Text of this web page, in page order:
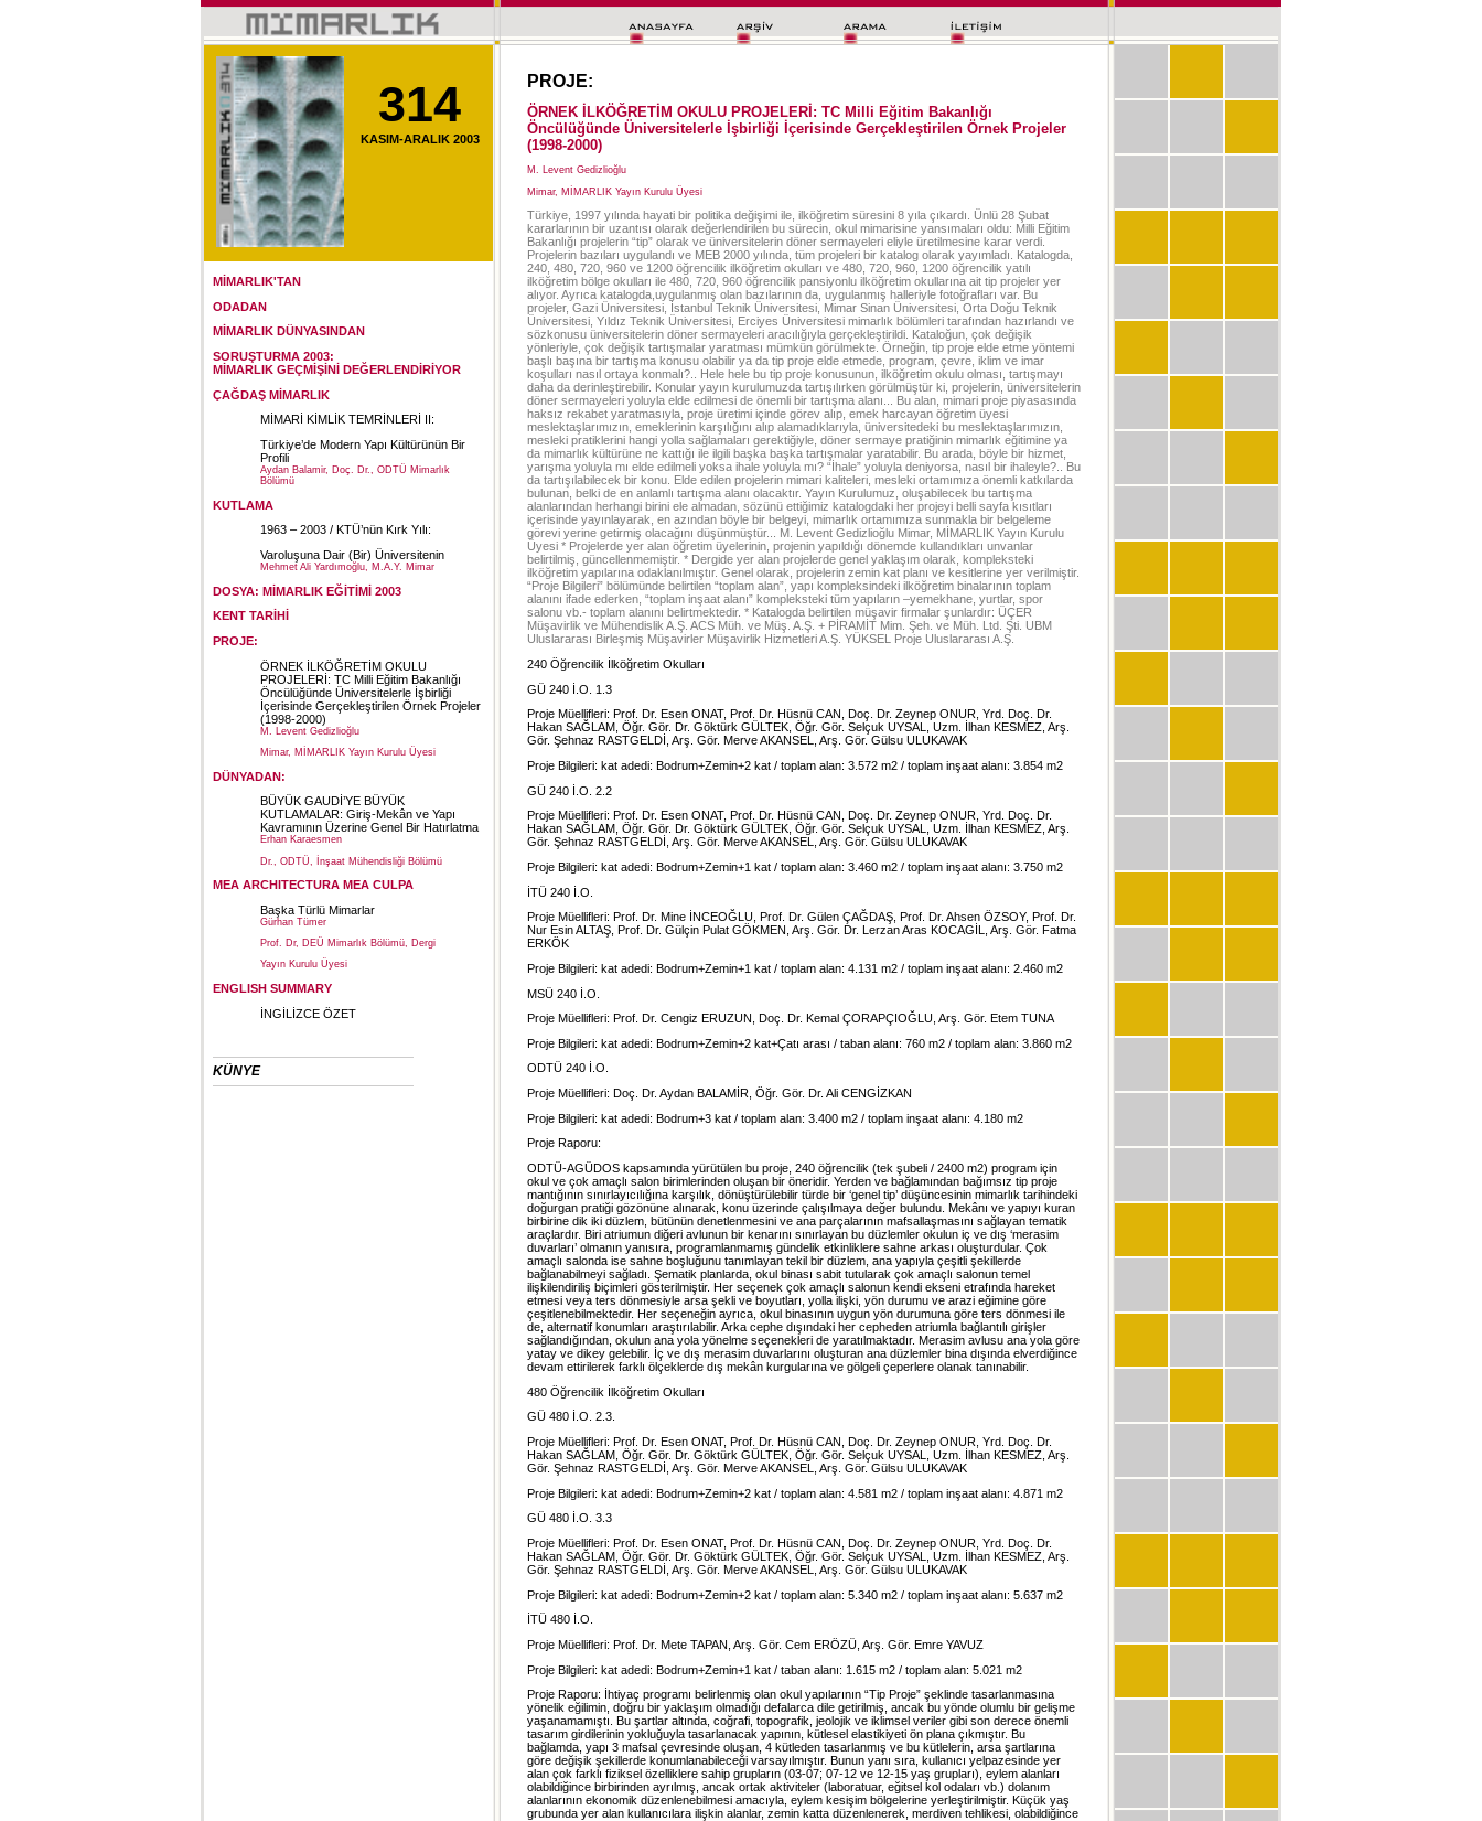
314
KASIM-ARALIK 2003
MİMARLIK'TAN
ODADAN
MİMARLIK DÜNYASINDAN
SORUŞTURMA 2003:
MİMARLIK GEÇMİŞİNİ DEĞERLENDİRİYOR
ÇAĞDAŞ MİMARLIK
MİMARİ KİMLİK TEMRİNLERİ II:
Türkiye’de Modern Yapı Kültürünün Bir
Profili
Aydan Balamir, Doç. Dr., ODTÜ Mimarlık
Bölümü
KUTLAMA
1963 – 2003 / KTÜ’nün Kırk Yılı:
Varoluşuna Dair (Bir) Üniversitenin
Mehmet Ali Yardımoğlu, M.A.Y. Mimar
DOSYA: MİMARLIK EĞİTİMİ 2003
KENT TARİHİ
PROJE:
ÖRNEK İLKÖĞRETİM OKULU
PROJELERİ: TC Milli Eğitim Bakanlığı
Öncülüğünde Üniversitelerle İşbirliği
İçerisinde Gerçekleştirilen Örnek Projeler
(1998-2000)
M. Levent Gedizlioğlu
Mimar, MİMARLIK Yayın Kurulu Üyesi
DÜNYADAN:
BÜYÜK GAUDİ’YE BÜYÜK
KUTLAMALAR: Giriş-Mekân ve Yapı
Kavramının Üzerine Genel Bir Hatırlatma
Erhan Karaesmen
Dr., ODTÜ, İnşaat Mühendisliği Bölümü
MEA ARCHITECTURA MEA CULPA
Başka Türlü Mimarlar
Gürhan Tümer
Prof. Dr, DEÜ Mimarlık Bölümü, Dergi
Yayın Kurulu Üyesi
ENGLISH SUMMARY
İNGİLİZCE ÖZET
KÜNYE
PROJE:
ÖRNEK İLKÖĞRETİM OKULU PROJELERİ: TC Milli Eğitim Bakanlığı
Öncülüğünde Üniversitelerle İşbirliği İçerisinde Gerçekleştirilen Örnek Projeler
(1998-2000)
M. Levent Gedizlioğlu
Mimar, MİMARLIK Yayın Kurulu Üyesi
Türkiye, 1997 yılında hayati bir politika değişimi ile, ilköğretim süresini 8 yıla çıkardı. Ünlü 28 Şubat
kararlarının bir uzantısı olarak değerlendirilen bu sürecin, okul mimarisine yansımaları oldu: Milli Eğitim
Bakanlığı projelerin “tip” olarak ve üniversitelerin döner sermayeleri eliyle üretilmesine karar verdi.
Projelerin bazıları uygulandı ve MEB 2000 yılında, tüm projeleri bir katalog olarak yayımladı. Katalogda,
240, 480, 720, 960 ve 1200 öğrencilik ilköğretim okulları ve 480, 720, 960, 1200 öğrencilik yatılı
ilköğretim bölge okulları ile 480, 720, 960 öğrencilik pansiyonlu ilköğretim okullarına ait tip projeler yer
alıyor. Ayrıca katalogda,uygulanmış olan bazılarının da, uygulanmış halleriyle fotoğrafları var. Bu
projeler, Gazi Üniversitesi, İstanbul Teknik Üniversitesi, Mimar Sinan Üniversitesi, Orta Doğu Teknik
Üniversitesi, Yıldız Teknik Üniversitesi, Erciyes Üniversitesi mimarlık bölümleri tarafından hazırlandı ve
sözkonusu üniversitelerin döner sermayeleri aracılığıyla gerçekleştirildi. Kataloğun, çok değişik
yönleriyle, çok değişik tartışmalar yaratması mümkün görülmekte. Örneğin, tip proje elde etme yöntemi
başlı başına bir tartışma konusu olabilir ya da tip proje elde etmede, program, çevre, iklim ve imar
koşulları nasıl ortaya konmalı?.. Hele hele bu tip proje konusunun, ilköğretim okulu olması, tartışmayı
daha da derinleştirebilir. Konular yayın kurulumuzda tartışılırken görülmüştür ki, projelerin, üniversitelerin
döner sermayeleri yoluyla elde edilmesi de önemli bir tartışma alanı... Bu alan, mimari proje piyasasında
haksız rekabet yaratmasıyla, proje üretimi içinde görev alıp, emek harcayan öğretim üyesi
meslektaşlarımızın, emeklerinin karşılığını alıp alamadıklarıyla, üniversitedeki bu meslektaşlarımızın,
mesleki pratiklerini hangi yolla sağlamaları gerektiğiyle, döner sermaye pratiğinin mimarlık eğitimine ya
da mimarlık kültürüne ne kattığı ile ilgili başka başka tartışmalar yaratabilir. Bu arada, böyle bir hizmet,
yarışma yoluyla mı elde edilmeli yoksa ihale yoluyla mı? “İhale” yoluyla deniyorsa, nasıl bir ihaleyle?.. Bu
da tartışılabilecek bir konu. Elde edilen projelerin mimari kaliteleri, mesleki ortamımıza önemli katkılarda
bulunan, belki de en anlamlı tartışma alanı olacaktır. Yayın Kurulumuz, oluşabilecek bu tartışma
alanlarından herhangi birini ele almadan, sözünü ettiğimiz katalogdaki her projeyi belli sayfa kısıtları
içerisinde yayınlayarak, en azından böyle bir belgeyi, mimarlık ortamımıza sunmakla bir belgeleme
görevi yerine getirmiş olacağını düşünmüştür... M. Levent Gedizlioğlu Mimar, MİMARLIK Yayın Kurulu
Üyesi * Projelerde yer alan öğretim üyelerinin, projenin yapıldığı dönemde kullandıkları unvanlar
belirtilmiş, güncellenmemiştir. * Dergide yer alan projelerde genel yaklaşım olarak, kompleksteki
ilköğretim yapılarına odaklanılmıştır. Genel olarak, projelerin zemin kat planı ve kesitlerine yer verilmiştir.
“Proje Bilgileri” bölümünde belirtilen “toplam alan”, yapı kompleksindeki ilköğretim binalarının toplam
alanını ifade ederken, “toplam inşaat alanı” kompleksteki tüm yapıların –yemekhane, yurtlar, spor
salonu vb.- toplam alanını belirtmektedir. * Katalogda belirtilen müşavir firmalar şunlardır: ÜÇER
Müşavirlik ve Mühendislik A.Ş. ACS Müh. ve Müş. A.Ş. + PİRAMİT Mim. Şeh. ve Müh. Ltd. Şti. UBM
Uluslararası Birleşmiş Müşavirler Müşavirlik Hizmetleri A.Ş. YÜKSEL Proje Uluslararası A.Ş.
240 Öğrencilik İlköğretim Okulları
GÜ 240 İ.O. 1.3
Proje Müellifleri: Prof. Dr. Esen ONAT, Prof. Dr. Hüsnü CAN, Doç. Dr. Zeynep ONUR, Yrd. Doç. Dr.
Hakan SAĞLAM, Öğr. Gör. Dr. Göktürk GÜLTEK, Öğr. Gör. Selçuk UYSAL, Uzm. İlhan KESMEZ, Arş.
Gör. Şehnaz RASTGELDİ, Arş. Gör. Merve AKANSEL, Arş. Gör. Gülsu ULUKAVAK
Proje Bilgileri: kat adedi: Bodrum+Zemin+2 kat / toplam alan: 3.572 m2 / toplam inşaat alanı: 3.854 m2
GÜ 240 İ.O. 2.2
Proje Müellifleri: Prof. Dr. Esen ONAT, Prof. Dr. Hüsnü CAN, Doç. Dr. Zeynep ONUR, Yrd. Doç. Dr.
Hakan SAĞLAM, Öğr. Gör. Dr. Göktürk GÜLTEK, Öğr. Gör. Selçuk UYSAL, Uzm. İlhan KESMEZ, Arş.
Gör. Şehnaz RASTGELDİ, Arş. Gör. Merve AKANSEL, Arş. Gör. Gülsu ULUKAVAK
Proje Bilgileri: kat adedi: Bodrum+Zemin+1 kat / toplam alan: 3.460 m2 / toplam inşaat alanı: 3.750 m2
İTÜ 240 İ.O.
Proje Müellifleri: Prof. Dr. Mine İNCEOĞLU, Prof. Dr. Gülen ÇAĞDAŞ, Prof. Dr. Ahsen ÖZSOY, Prof. Dr.
Nur Esin ALTAŞ, Prof. Dr. Gülçin Pulat GÖKMEN, Arş. Gör. Dr. Lerzan Aras KOCAGİL, Arş. Gör. Fatma
ERKÖK
Proje Bilgileri: kat adedi: Bodrum+Zemin+1 kat / toplam alan: 4.131 m2 / toplam inşaat alanı: 2.460 m2
MSÜ 240 İ.O.
Proje Müellifleri: Prof. Dr. Cengiz ERUZUN, Doç. Dr. Kemal ÇORAPÇIOĞLU, Arş. Gör. Etem TUNA
Proje Bilgileri: kat adedi: Bodrum+Zemin+2 kat+Çatı arası / taban alanı: 760 m2 / toplam alan: 3.860 m2
ODTÜ 240 İ.O.
Proje Müellifleri: Doç. Dr. Aydan BALAMİR, Öğr. Gör. Dr. Ali CENGİZKAN
Proje Bilgileri: kat adedi: Bodrum+3 kat / toplam alan: 3.400 m2 / toplam inşaat alanı: 4.180 m2
Proje Raporu:
ODTÜ-AGÜDOS kapsamında yürütülen bu proje, 240 öğrencilik (tek şubeli / 2400 m2) program için
okul ve çok amaçlı salon birimlerinden oluşan bir öneridir. Yerden ve bağlamından bağımsız tip proje
mantığının sınırlayıcılığına karşılık, dönüştürülebilir türde bir ‘genel tip’ düşüncesinin mimarlık tarihindeki
doğurgan pratiği gözönüne alınarak, konu üzerinde çalışılmaya değer bulundu. Mekânı ve yapıyı kuran
birbirine dik iki düzlem, bütünün denetlenmesini ve ana parçalarının mafsallaşmasını sağlayan tematik
araçlardır. Biri atriumun diğeri avlunun bir kenarını sınırlayan bu düzlemler okulun iç ve dış ‘merasim
duvarları’ olmanın yanısıra, programlanmamış gündelik etkinliklere sahne arkası oluşturdular. Çok
amaçlı salonda ise sahne boşluğunu tanımlayan tekil bir düzlem, ana yapıyla çeşitli şekillerde
bağlanabilmeyi sağladı. Şematik planlarda, okul binası sabit tutularak çok amaçlı salonun temel
ilişkilendiriliş biçimleri gösterilmiştir. Her seçenek çok amaçlı salonun kendi ekseni etrafında hareket
etmesi veya ters dönmesiyle arsa şekli ve boyutları, yolla ilişki, yön durumu ve arazi eğimine göre
çeşitlenebilmektedir. Her seçeneğin ayrıca, okul binasının uygun yön durumuna göre ters dönmesi ile
de, alternatif konumları araştırılabilir. Arka cephe dışındaki her cepheden atriumla bağlantılı girişler
sağlandığından, okulun ana yola yönelme seçenekleri de yaratılmaktadır. Merasim avlusu ana yola göre
yatay ve dikey gelebilir. İç ve dış merasim duvarlarını oluşturan ana düzlemler bina dışında elverdiğince
devam ettirilerek farklı ölçeklerde dış mekân kurgularına ve gölgeli çeperlere olanak tanınabilir.
480 Öğrencilik İlköğretim Okulları
GÜ 480 İ.O. 2.3.
Proje Müellifleri: Prof. Dr. Esen ONAT, Prof. Dr. Hüsnü CAN, Doç. Dr. Zeynep ONUR, Yrd. Doç. Dr.
Hakan SAĞLAM, Öğr. Gör. Dr. Göktürk GÜLTEK, Öğr. Gör. Selçuk UYSAL, Uzm. İlhan KESMEZ, Arş.
Gör. Şehnaz RASTGELDİ, Arş. Gör. Merve AKANSEL, Arş. Gör. Gülsu ULUKAVAK
Proje Bilgileri: kat adedi: Bodrum+Zemin+2 kat / toplam alan: 4.581 m2 / toplam inşaat alanı: 4.871 m2
GÜ 480 İ.O. 3.3
Proje Müellifleri: Prof. Dr. Esen ONAT, Prof. Dr. Hüsnü CAN, Doç. Dr. Zeynep ONUR, Yrd. Doç. Dr.
Hakan SAĞLAM, Öğr. Gör. Dr. Göktürk GÜLTEK, Öğr. Gör. Selçuk UYSAL, Uzm. İlhan KESMEZ, Arş.
Gör. Şehnaz RASTGELDİ, Arş. Gör. Merve AKANSEL, Arş. Gör. Gülsu ULUKAVAK
Proje Bilgileri: kat adedi: Bodrum+Zemin+2 kat / toplam alan: 5.340 m2 / toplam inşaat alanı: 5.637 m2
İTÜ 480 İ.O.
Proje Müellifleri: Prof. Dr. Mete TAPAN, Arş. Gör. Cem ERÖZÜ, Arş. Gör. Emre YAVUZ
Proje Bilgileri: kat adedi: Bodrum+Zemin+1 kat / taban alanı: 1.615 m2 / toplam alan: 5.021 m2
Proje Raporu: İhtiyaç programı belirlenmiş olan okul yapılarının “Tip Proje” şeklinde tasarlanmasına
yönelik eğilimin, doğru bir yaklaşım olmadığı defalarca dile getirilmiş, ancak bu yönde olumlu bir gelişme
yaşanamamıştı. Bu şartlar altında, coğrafi, topografik, jeolojik ve iklimsel veriler gibi son derece önemli
tasarım girdilerinin yokluğuyla tasarlanacak yapının, kütlesel elastikiyeti ön plana çıkmıştır. Bu
bağlamda, yapı 3 mafsal çevresinde oluşan, 4 kütleden tasarlanmış ve bu kütlelerin, arsa şartlarına
göre değişik şekillerde konumlanabileceği varsayılmıştır. Bunun yanı sıra, kullanıcı yelpazesinde yer
alan çok farklı fiziksel özelliklere sahip grupların (03-07; 07-12 ve 12-15 yaş grupları), eylem alanları
olabildiğince birbirinden ayrılmış, ancak ortak aktiviteler (laboratuar, eğitsel kol odaları vb.) dolanım
alanlarının ekonomik düzenlenebilmesi amacıyla, eylem kesişim bölgelerine yerleştirilmiştir. Küçük yaş
grubunda yer alan kullanıcılara ilişkin alanlar, zemin katta düzenlenerek, merdiven tehlikesi, olabildiğince